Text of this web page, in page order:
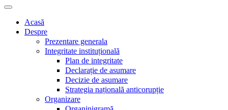
Acasă
Despre
Prezentare generala
Integritate instituțională
Plan de integritate
Declarație de asumare
Decizie de asumare
Strategia națională anticorupție
Organizare